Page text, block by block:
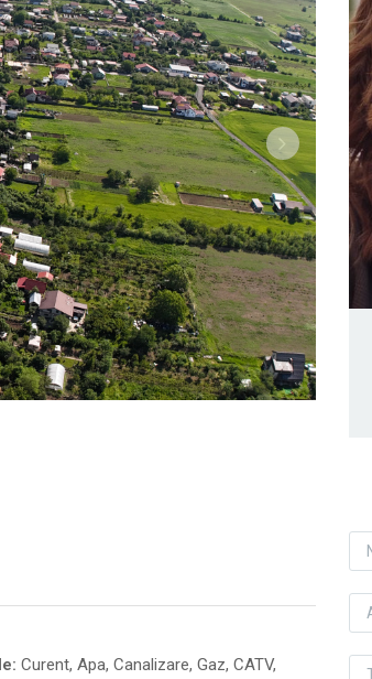
Curent, Apa, Canalizare, Gaz, CATV,